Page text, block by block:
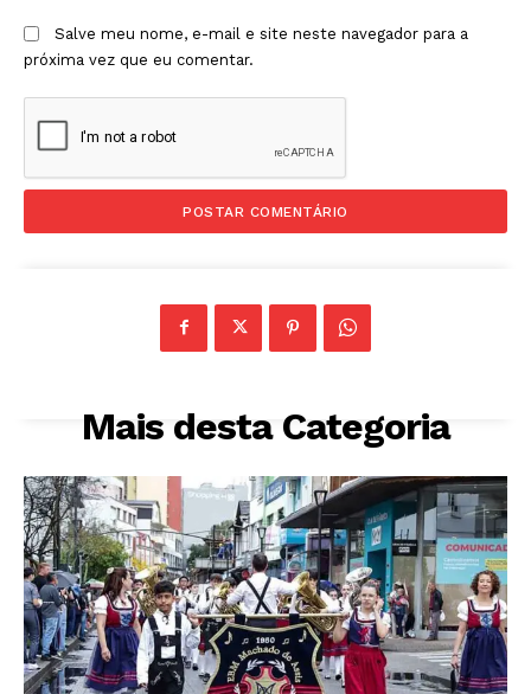
Salve meu nome, e-mail e site neste navegador para a
próxima vez que eu comentar.
Mais desta Categoria